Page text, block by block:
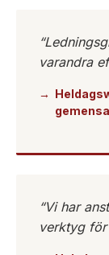
varandra
“Vi har
verktyg för